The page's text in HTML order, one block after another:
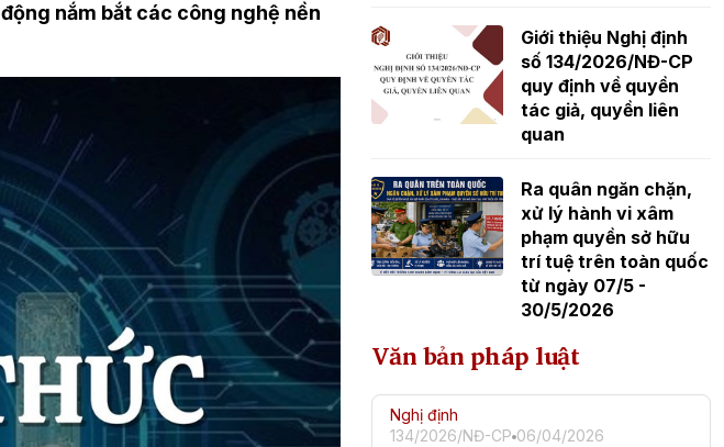
nắm bắt các công nghệ nền
Giới thiệu Nghị định
số 134/2026/NĐ-CP
quy định về quyền
tác giả, quyền liên
quan
Ra quân ngăn chặn,
xử lý hành vi xâm
phạm quyền sở hữu
trí tuệ trên toàn quốc
từ ngày 07/5 -
30/5/2026
Văn bản pháp luật
Nghị định
134/2026/NĐ-CP 06/04/2026